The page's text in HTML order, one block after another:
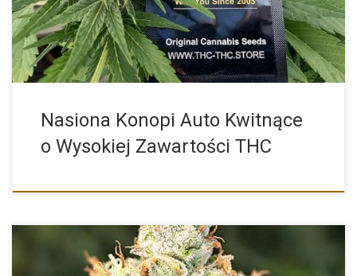
Nasiona Konopi Auto Kwitnące
o Wysokiej Zawartości THC